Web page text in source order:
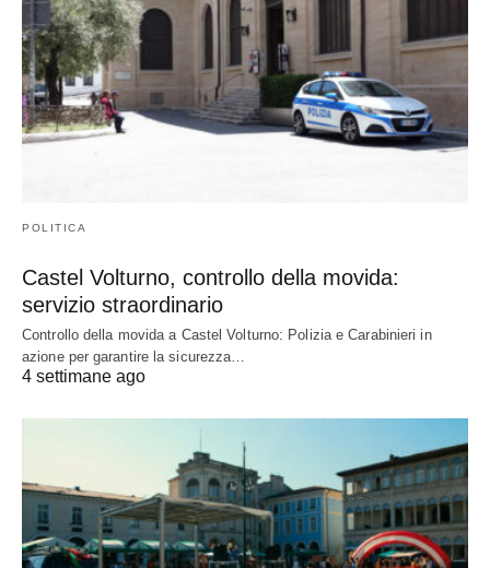
POLITICA
Castel Volturno, controllo della movida:
servizio straordinario
Controllo della movida a Castel Volturno: Polizia e Carabinieri in
azione per garantire la sicurezza…
4 settimane ago